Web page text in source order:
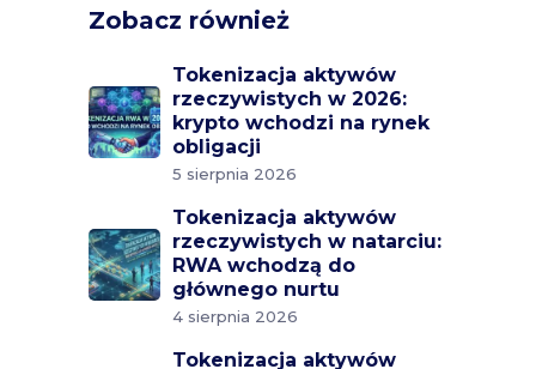
Zobacz również
Tokenizacja aktywów
rzeczywistych w 2026:
krypto wchodzi na rynek
obligacji
5 sierpnia 2026
Tokenizacja aktywów
rzeczywistych w natarciu:
RWA wchodzą do
głównego nurtu
4 sierpnia 2026
Tokenizacja aktywów